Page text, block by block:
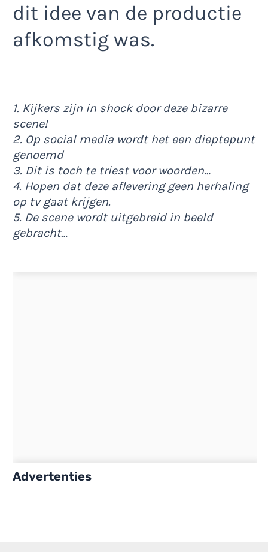
dit idee van de productie
afkomstig was.
1. Kijkers zijn in shock door deze bizarre
scene!
2. Op social media wordt het een dieptepunt
genoemd
3. Dit is toch te triest voor woorden…
4. Hopen dat deze aflevering geen herhaling
op tv gaat krijgen.
5. De scene wordt uitgebreid in beeld
gebracht…
Advertenties